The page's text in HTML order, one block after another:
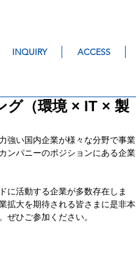
INQUIRY ACCESS
グ（環境 × IT × 製
強い国内企業が様々な分野で事業
ンパニーのポジションにある企業
に活動する企業が多数存在しま
拡大を期待される皆さまに是非本
ぜひご参加ください。